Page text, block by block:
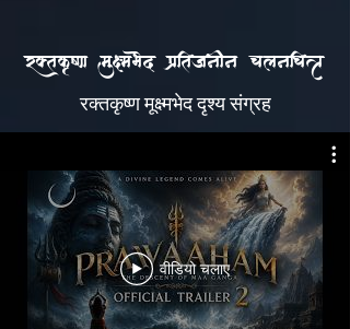
r|tak&VNa mauHmaBaed paXitajanaIna calanaicaPa
रक्तकृष्ण मूक्ष्मभेद दृश्य संग्रह
वीडियो चलाए